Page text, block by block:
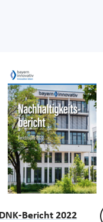
Bericht 2022